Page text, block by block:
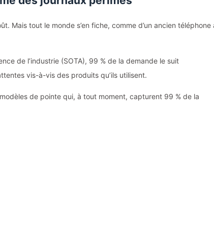
Mais tout le monde s’en fiche, comme d’un ancien téléphone
de l’industrie (SOTA), 99 % de la demande le suit
vis-à-vis des produits qu’ils utilisent.
de pointe qui, à tout moment, capturent 99 % de la